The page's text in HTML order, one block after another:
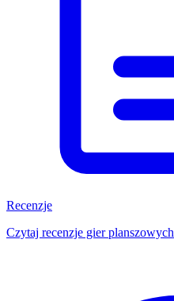
Recenzje
Czytaj recenzje gier planszowych